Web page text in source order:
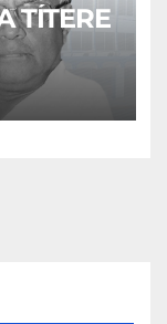
TÍTERE